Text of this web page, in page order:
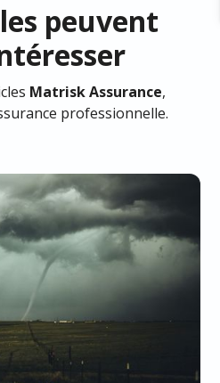
peuvent
Matrisk Assurance,
professionnelle.